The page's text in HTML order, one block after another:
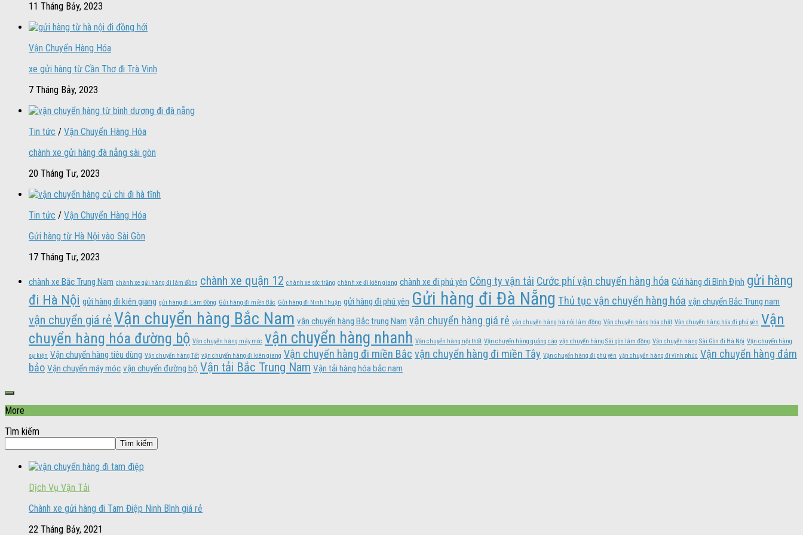
11 Tháng Bảy, 2023
Vận Chuyển Hàng Hóa
xe gửi hàng từ Cần Thơ đi Trà Vinh
7 Tháng Bảy, 2023
Tin tức / Vận Chuyển Hàng Hóa
chành xe gửi hàng đà nẵng sài gòn
20 Tháng Tư, 2023
Tin tức / Vận Chuyển Hàng Hóa
Gửi hàng từ Hà Nội vào Sài Gòn
17 Tháng Tư, 2023
chành xe Bắc Trung Nam chành xe gửi hàng đi lâm đồng chành xe quận 12 chành xe sóc trăng chành xe đi kiên giang chành xe đi phú yên Công ty vận tải Cước phí vận chuyển hàng hóa Gửi hàng đi Bình Định gửi hàng
đi Hà Nội gửi hàng đi kiên giang gửi hàng đi Lâm Đồng Gửi hàng đi miền Bắc Gửi hàng đi Ninh Thuận gửi hàng đi phú yên Gửi hàng đi Đà Nẵng Thủ tục vận chuyển hàng hóa vận chuyển Bắc Trung nam
vận chuyển giá rẻ Vận chuyển hàng Bắc Nam vận chuyển hàng Bắc trung Nam vận chuyển hàng giá rẻ vận chuyển hàng hà nội lâm đồng Vận chuyển hàng hóa chất Vận chuyển hàng hóa đi phú yên Vận
chuyển hàng hóa đường bộ Vận chuyển hàng máy móc vận chuyển hàng nhanh Vận chuyển hàng nội thất Vận chuyển hàng quảng cáo vận chuyển hàng Sài gòn lâm đồng Vận chuyển hàng Sài Gòn đi Hà Nội Vận chuyển hàng
sự kiện Vận chuyển hàng tiêu dùng Vận chuyển hàng Tết vận chuyển hàng đi kiên giang Vận chuyển hàng đi miền Bắc vận chuyển hàng đi miền Tây Vận chuyển hàng đi phú yên vận chuyển hàng đi vĩnh phúc Vận chuyển hàng đảm
bảo Vận chuyển máy móc vận chuyển đường bộ Vận tải Bắc Trung Nam Vận tải hàng hóa bắc nam
More
Tìm kiếm
Tìm kiếm
Dịch Vụ Vận Tải
Chành xe gửi hàng đi Tam Điệp Ninh Bình giá rẻ
22 Tháng Bảy, 2021